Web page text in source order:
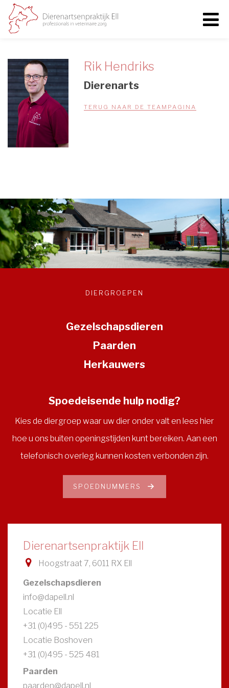
Rik Hendriks
Dierenarts
TERUG NAAR DE TEAMPAGINA
DIERGROEPEN
Gezelschapsdieren
Paarden
Herkauwers
Spoedeisende hulp nodig?
Kies de diergroep waar uw dier onder valt en lees hier
hoe u ons buiten openingstijden kunt bereiken. Aan een
telefonisch overleg kunnen kosten verbonden zijn.
SPOEDNUMMERS
Dierenartsenpraktijk Ell
Hoogstraat 7, 6011 RX Ell
Gezelschapsdieren
info@dapell.nl
Locatie Ell
+31 (0)495 - 551 225
Locatie Boshoven
+31 (0)495 - 525 481
Paarden
paarden@dapell.nl